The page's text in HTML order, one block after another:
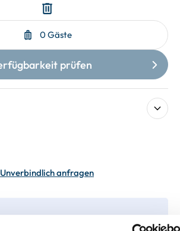
Unverbindlich anfragen